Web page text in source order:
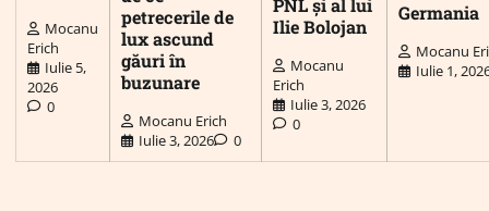
Mocanu
Erich
Iulie 5,
2026
0
petrecerile de
lux ascund
găuri în
buzunare
Mocanu Erich
Iulie 3, 2026
0
PNL și al lui
Ilie Bolojan
Mocanu
Erich
Iulie 3, 2026
0
Germania
Mocanu
Iulie 1,